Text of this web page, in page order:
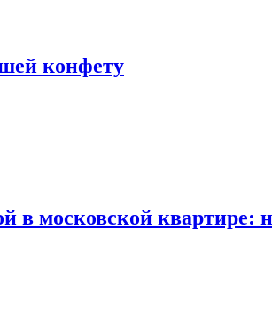
конфету
в московской квартире: